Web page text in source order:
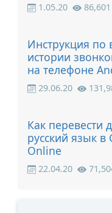
1.05.20 86,601
Инструкция по
истории
на телефоне
29.06.20
Как перевести
русский язык в
Online
22.04.20